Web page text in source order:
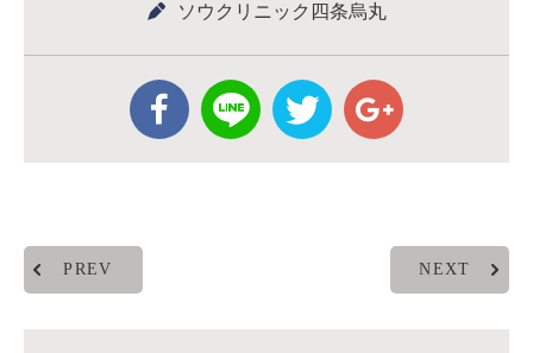
ソウクリニック四条烏丸
PREV NEXT